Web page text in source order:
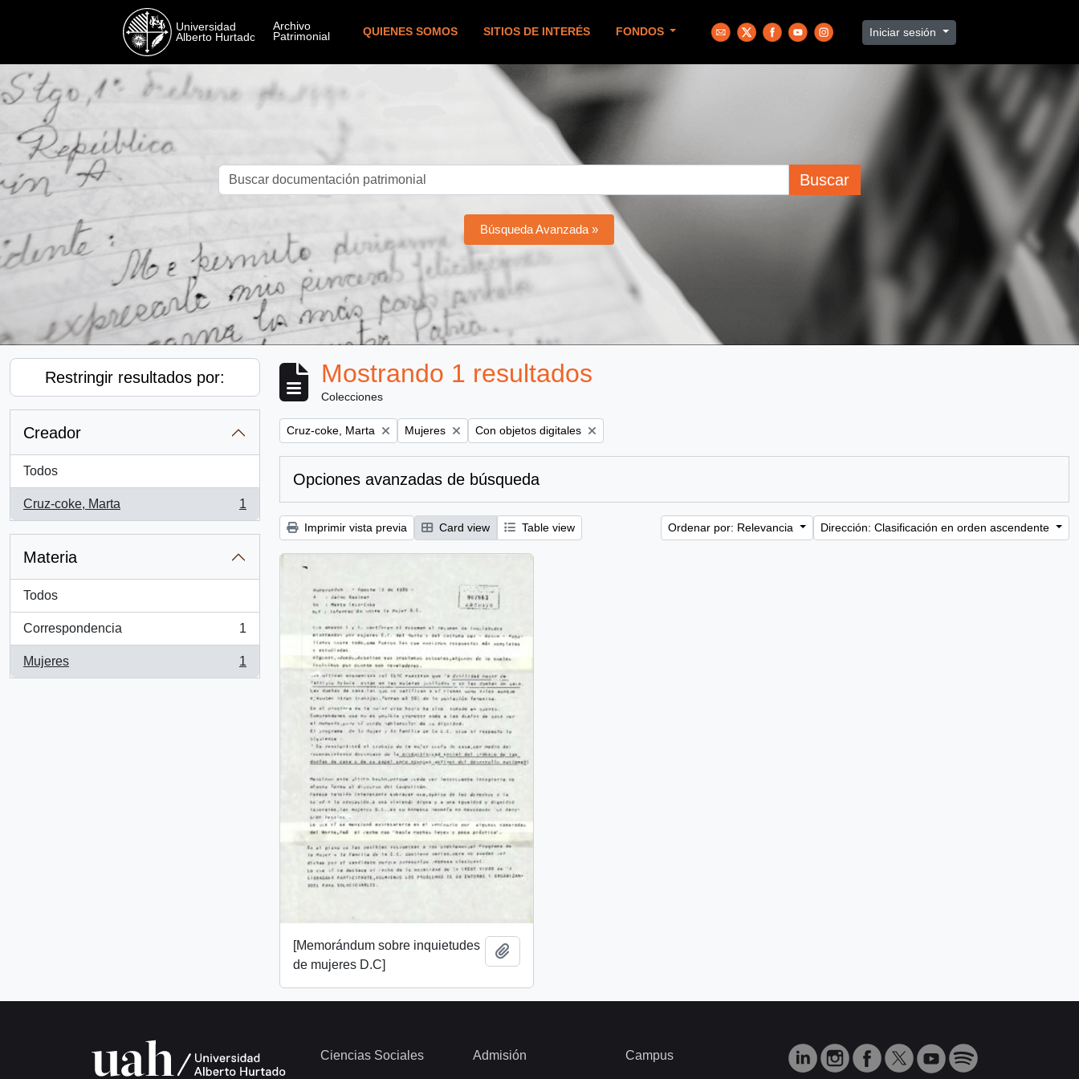
QUIENES SOMOS SITIOS DE INTERÉS FONDOS Iniciar sesión
Buscar
Búsqueda Avanzada »
Restringir resultados por:
Creador
Todos
Cruz-coke, Marta
, 1 resultados
1
Materia
Todos
Correspondencia
, 1 resultados
1
Mujeres
, 1 resultados
1
Mostrando 1 resultados
Colecciones
Remove filter:
Cruz-coke, Marta Remove filter:
Mujeres Remove filter:
Con objetos digitales
Opciones avanzadas de búsqueda
Imprimir vista previa Card view Table view Ordenar por: Relevancia Dirección: Clasificación en orden ascendente
[Memorándum sobre inquietudes
de mujeres D.C]
Ciencias Sociales Admisión Campus